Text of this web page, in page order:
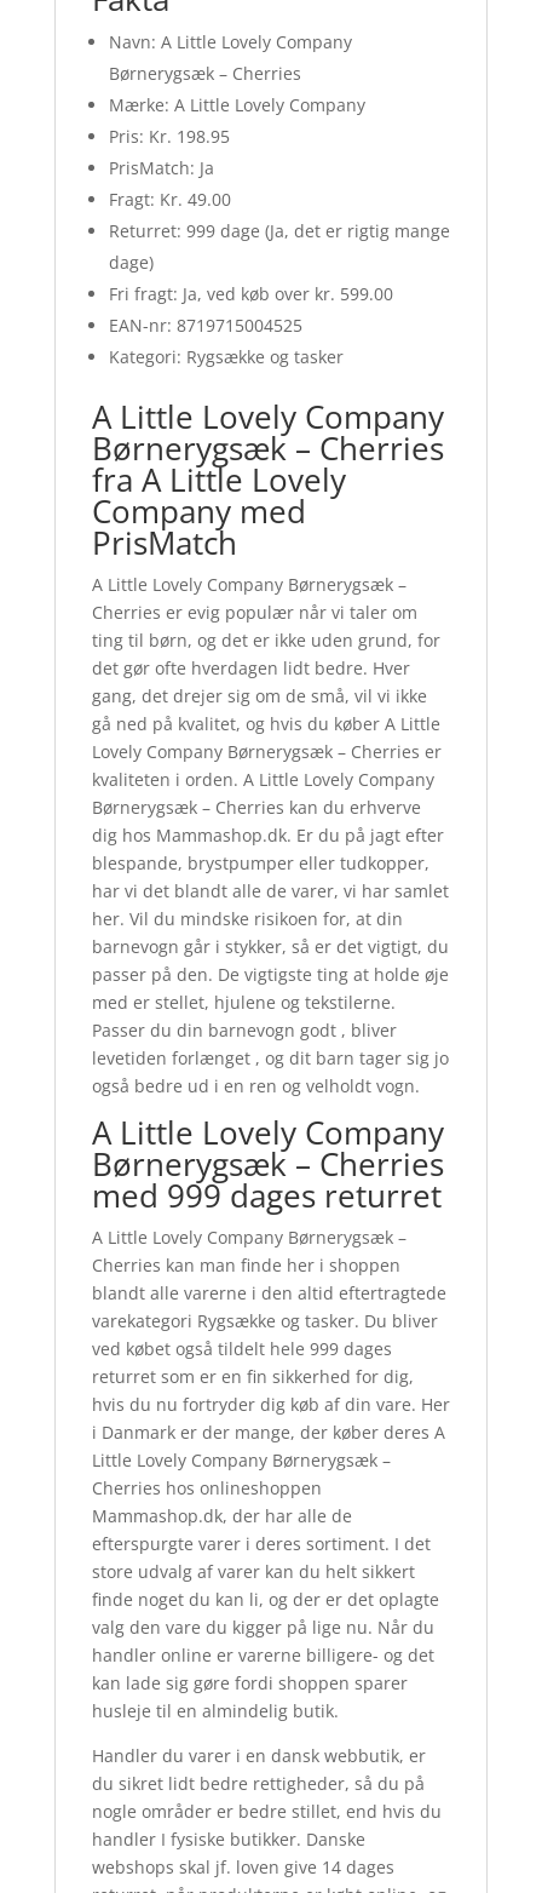
Navn: A Little Lovely Company
Børnerygsæk – Cherries
Mærke: A Little Lovely Company
Pris: Kr. 198.95
PrisMatch: Ja
Fragt: Kr. 49.00
Returret: 999 dage (Ja, det er rigtig mange
dage)
Fri fragt: Ja, ved køb over kr. 599.00
EAN-nr: 8719715004525
Kategori: Rygsække og tasker
A Little Lovely Company
Børnerygsæk – Cherries
fra A Little Lovely
Company med
PrisMatch
A Little Lovely Company Børnerygsæk –
Cherries er evig populær når vi taler om
ting til børn, og det er ikke uden grund, for
det gør ofte hverdagen lidt bedre. Hver
gang, det drejer sig om de små, vil vi ikke
gå ned på kvalitet, og hvis du køber A Little
Lovely Company Børnerygsæk – Cherries er
kvaliteten i orden. A Little Lovely Company
Børnerygsæk – Cherries kan du erhverve
dig hos Mammashop.dk. Er du på jagt efter
blespande, brystpumper eller tudkopper,
har vi det blandt alle de varer, vi har samlet
her. Vil du mindske risikoen for, at din
barnevogn går i stykker, så er det vigtigt, du
passer på den. De vigtigste ting at holde øje
med er stellet, hjulene og tekstilerne.
Passer du din barnevogn godt , bliver
levetiden forlænget , og dit barn tager sig jo
også bedre ud i en ren og velholdt vogn.
A Little Lovely Company
Børnerygsæk – Cherries
med 999 dages returret
A Little Lovely Company Børnerygsæk –
Cherries kan man finde her i shoppen
blandt alle varerne i den altid eftertragtede
varekategori Rygsække og tasker. Du bliver
ved købet også tildelt hele 999 dages
returret som er en fin sikkerhed for dig,
hvis du nu fortryder dig køb af din vare. Her
i Danmark er der mange, der køber deres A
Little Lovely Company Børnerygsæk –
Cherries hos onlineshoppen
Mammashop.dk, der har alle de
efterspurgte varer i deres sortiment. I det
store udvalg af varer kan du helt sikkert
finde noget du kan li, og der er det oplagte
valg den vare du kigger på lige nu. Når du
handler online er varerne billigere- og det
kan lade sig gøre fordi shoppen sparer
husleje til en almindelig butik.
Handler du varer i en dansk webbutik, er
du sikret lidt bedre rettigheder, så du på
nogle områder er bedre stillet, end hvis du
handler I fysiske butikker. Danske
webshops skal jf. loven give 14 dages